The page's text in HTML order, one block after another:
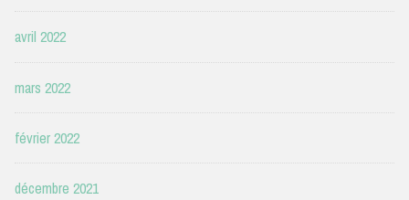
avril 2022
mars 2022
février 2022
décembre 2021